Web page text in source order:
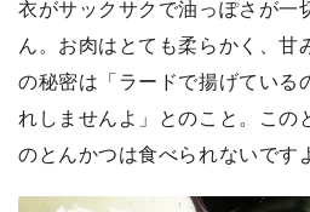
衣がサックサクで油っぽさが一
ん。お肉はとても柔らかく、甘
の秘密は「ラードで揚げている
れしませんよ」とのこと。この
のとんかつは食べられないです